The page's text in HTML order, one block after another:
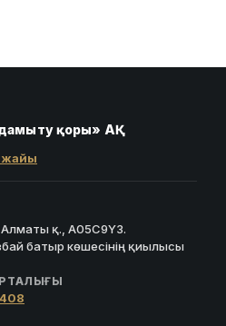
дамыту қоры» АҚ
Алматы қ., A05C9Y3.
батыр көшесінің қиылысы